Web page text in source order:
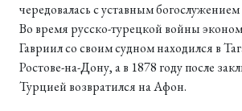
чередовалась с уставным
Во время русско-турецкой войны
Гавриил со своим судном находился в
Ростове-на-Дону, а в 1878 году после
Турцией возвратился на Афон.